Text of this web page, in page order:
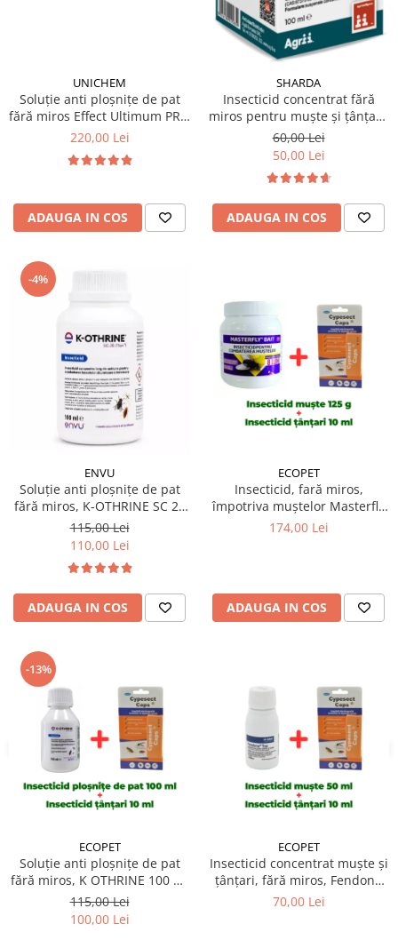
UNICHEM
Soluție anti ploșnițe de pat
fără miros Effect Ultimum PRO
500 ml
220,00 Lei
ADAUGA IN COS
SHARDA
Insecticid concentrat fără
miros pentru muște și țânțari,
Alfasect 100ml
60,00 Lei
50,00 Lei
ADAUGA IN COS
-4%
ENVU
Soluție anti ploșnițe de pat
fără miros, K-OTHRINE SC 25
Flow 100 ml
115,00 Lei
110,00 Lei
ADAUGA IN COS
ECOPET
Insecticid, fară miros,
împotriva muștelor Masterfly
Bait 125 gr + Insecticid
puricilor
174,00 Lei
ADAUGA IN COS
-13%
ECOPET
Soluție anti ploșnițe de pat
fără miros, K OTHRINE 100 ml
+ Insecticid concentrat
Cypesect Caps 10 ml, fără
miros, eficient contra
115,00 Lei
100,00 Lei
ECOPET
Insecticid concentrat muște și
țânțari, fără miros, Fendona
50ml + Insecticid concentrat
70,00 Lei